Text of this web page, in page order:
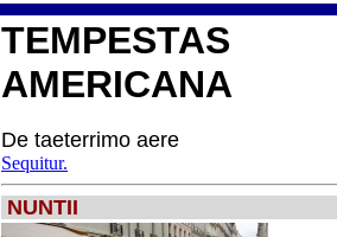
TEMPESTAS
AMERICANA
De taeterrimo aere
Sequitur.
NUNTII